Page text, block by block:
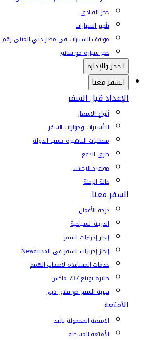
حجز الفنادق
تأجير السيارات
مواقف السيارات في مطار دبي المبنى رقم 2
حجز سيارة مع سائق
الحجز والإدارة
السفر معنا
الإعداد قبل السفر
أنواع الأسعار
التأشيرات وجوازات السفر
متطلبات التأشيرة حسب الدولة
طرق الدفع
مواعيد الرحلات
حالة الرحلة
السفر معنا
درجة الأعمال
الدرجة السياحية
إنجاز إجراءات السفر
إنجاز إجراءات السفر في المدينةNew
خدمات المساعدة لأصحاب الهمم
طائرة بوينغ 737 ماكس
تجربة السفر مع فلاي دبي
الأمتعة
الأمتعة المحمولة باليد
الأمتعة المسجلة